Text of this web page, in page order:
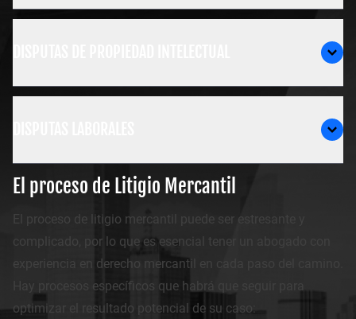
El proceso de Litigio Mercantil
El proceso de litigio mercantil puede ser estresante y
complicado, por lo que es esencial tener un abogado con
experiencia en derecho mercantil en cada paso del camino.
Hay procesos específicos que habrá que seguir para
optimizar el resultado potencial de su caso: